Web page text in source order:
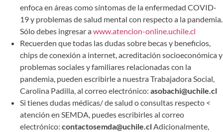
enfoca en áreas como síntomas de la enfermedad COVID-
19 y problemas de salud mental con respecto a la pandemia.
Sólo debes ingresar awww.atencion-online.uchile.cl
Recuerden que todas las dudas sobre becas y beneficios,
chips de conexión a internet, acreditación socioeconómica y
problemas sociales y familiares relacionadas con la
pandemia, pueden escribirle a nuestra Trabajadora Social,
Carolina Padilla, al correo electrónico: asobachi@uchile.cl
Si tienes dudas médicas/ de salud o consultas respecto <
atención en SEMDA, puedes escribirles al correo
electrónico: contactosemda@uchile.clAdicionalmente,